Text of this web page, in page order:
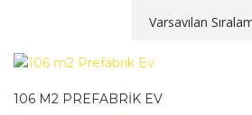
106 M2 PREFABRIK EV